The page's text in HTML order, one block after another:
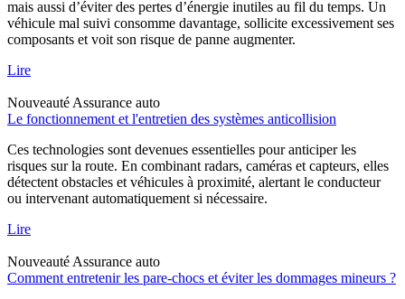
mais aussi d’éviter des pertes d’énergie inutiles au fil du temps. Un
véhicule mal suivi consomme davantage, sollicite excessivement ses
composants et voit son risque de panne augmenter.
Lire
Nouveauté Assurance auto
Le fonctionnement et l'entretien des systèmes anticollision
Ces technologies sont devenues essentielles pour anticiper les
risques sur la route. En combinant radars, caméras et capteurs, elles
détectent obstacles et véhicules à proximité, alertant le conducteur
ou intervenant automatiquement si nécessaire.
Lire
Nouveauté Assurance auto
Comment entretenir les pare-chocs et éviter les dommages mineurs ?